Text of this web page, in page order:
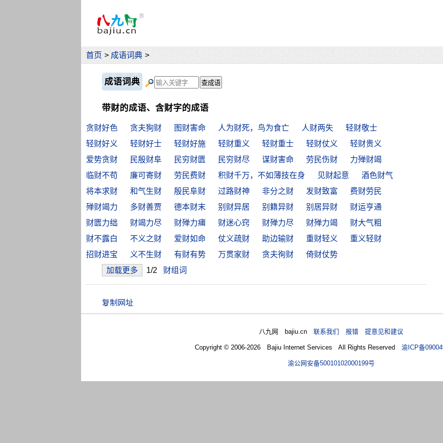
首页 > 成语词典 >
成语词典
带财的成语、含财字的成语
贪财好色 贪夫狥财 图财害命 人为财死，鸟为食亡 人财两失
轻财敬士
轻财好义
轻财好士 轻财好施 轻财重义 轻财重士 轻财仗义
轻财贵义
爱势贪财
民殷财阜 民穷财匮 民穷财尽 谋财害命 劳民伤财
力殚财竭
临财不苟
廉可寄财 劳民费财 积财千万，不如薄技在身 见财起意
酒色财气
将本求财
和气生财 殷民阜财 过路财神 非分之财 发财致富
费财劳民
殚财竭力
多财善贾 德本财末 别财异居 别籍异财 别居异财
财运亨通
财匮力绌
财竭力尽 财殚力痡 财迷心窍 财殚力尽 财殚力竭
财大气粗
财不露白
不义之财 爱财如命 仗义疏财 助边输财 重财轻义
重义轻财
招财进宝
义不生财 有财有势 万贯家财 贪夫徇财
倚财仗势
加载更多
1/2 财组词
八九网 bajiu.cn联系我们 报错 提意见和建议
Copyright © 2006-2026 Bajiu Internet Services All Rights Reserved 渝ICP备
渝公网安备50010102000199号